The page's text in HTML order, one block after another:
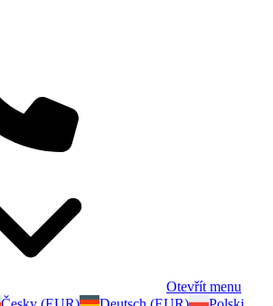
Otevřít menu